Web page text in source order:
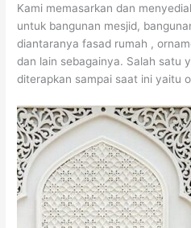
Kami memasarkan dan
untuk bangunan mesjid,
diantaranya fasad rumah ,
dan lain sebagainya. Salah satu
diterapkan sampai saat ini yaitu